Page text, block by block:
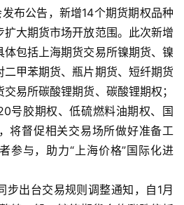
布公告，新增14个期货期权品种
大期货市场开放范围。此次新增
包括上海期货交易所镍期货、镍
甲苯期货、瓶片期货、短纤期货
易所碳酸锂期货、碳酸锂期权；
号胶期权、低硫燃料油期权、国
将督促相关交易场所做好准备工
参与，助力“上海价格”国际化进
步出台交易规则调整通知，自1月